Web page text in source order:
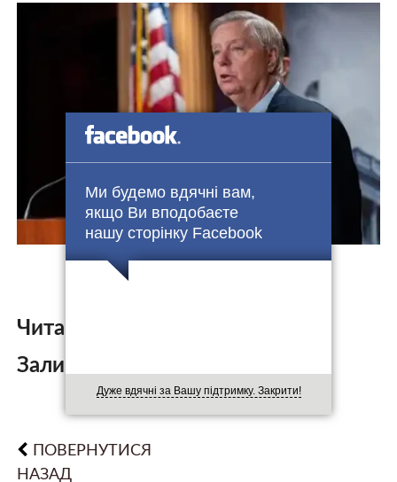
Ми будемо вдячні вам,
якщо Ви вподобаєте
нашу сторінку Facebook
Дуже вдячні за Вашу підтримку. Закрити!
Читайте також:
Залишити коментар:
ПОВЕРНУТИСЯ
НАЗАД